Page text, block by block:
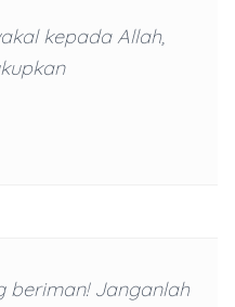
kepada Allah,
beriman! Janganlah